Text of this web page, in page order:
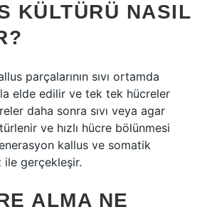
KÜLTÜRÜ NASIL
parçalarının sıvı ortamda
elde edilir ve tek tek hücreler
daha sonra sıvı veya agar
ve hızlı hücre bölünmesi
kallus ve somatik
gerçekleşir.
ALMA NE